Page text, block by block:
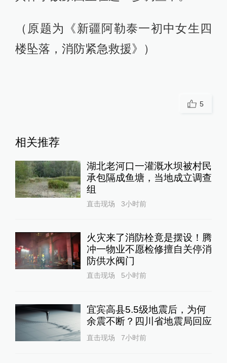
（原题为《新疆阿勒泰一初中女生四
楼坠落，消防紧急救援》）
5
相关推荐
湖北老河口一灌溉水坝被村民
承包隔成鱼塘，当地成立调查
组
直击现场 3小时前
火灾来了消防栓竟是摆设！腾
冲一物业不愿检修擅自关停消
防供水阀门
直击现场 5小时前
宜宾高县5.5级地震后，为何
余震不断？四川省地震局回应
直击现场 7小时前